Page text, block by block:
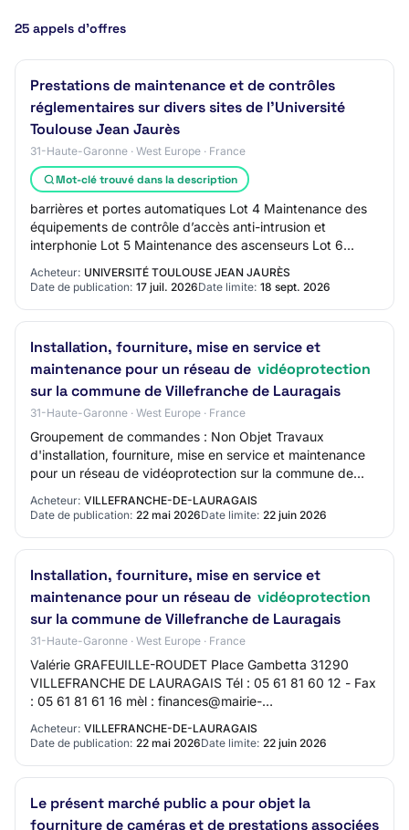
25 appels d’offres
Prestations de maintenance et de contrôles
réglementaires sur divers sites de l'Université
Toulouse Jean Jaurès
31-Haute-Garonne · West Europe · France
Mot-clé trouvé dans la description
barrières et portes automatiques Lot 4 Maintenance des
équipements de contrôle d’accès anti-intrusion et
interphonie Lot 5 Maintenance des ascenseurs Lot 6
Prestations de vérifications techniques rég…
Acheteur: UNIVERSITÉ TOULOUSE JEAN JAURÈS
Date de publication: 17 juil. 2026Date limite: 18 sept. 2026
Installation, fourniture, mise en service et
maintenance pour un réseau de vidéoprotection
sur la commune de Villefranche de Lauragais
31-Haute-Garonne · West Europe · France
Groupement de commandes : Non Objet Travaux
d'installation, fourniture, mise en service et maintenance
pour un réseau de vidéoprotection sur la commune de
Acheteur: VILLEFRANCHE-DE-LAURAGAIS
Date de publication: 22 mai 2026Date limite: 22 juin 2026
Installation, fourniture, mise en service et
maintenance pour un réseau de vidéoprotection
sur la commune de Villefranche de Lauragais
31-Haute-Garonne · West Europe · France
Valérie GRAFEUILLE-ROUDET Place Gambetta 31290
VILLEFRANCHE DE LAURAGAIS Tél : 05 61 81 60 12 - Fax
: 05 61 81 61 16 mèl : finances@mairie-
villefran…
Acheteur: VILLEFRANCHE-DE-LAURAGAIS
Date de publication: 22 mai 2026Date limite: 22 juin 2026
Le présent marché public a pour objet la
fourniture de caméras et de prestations associées